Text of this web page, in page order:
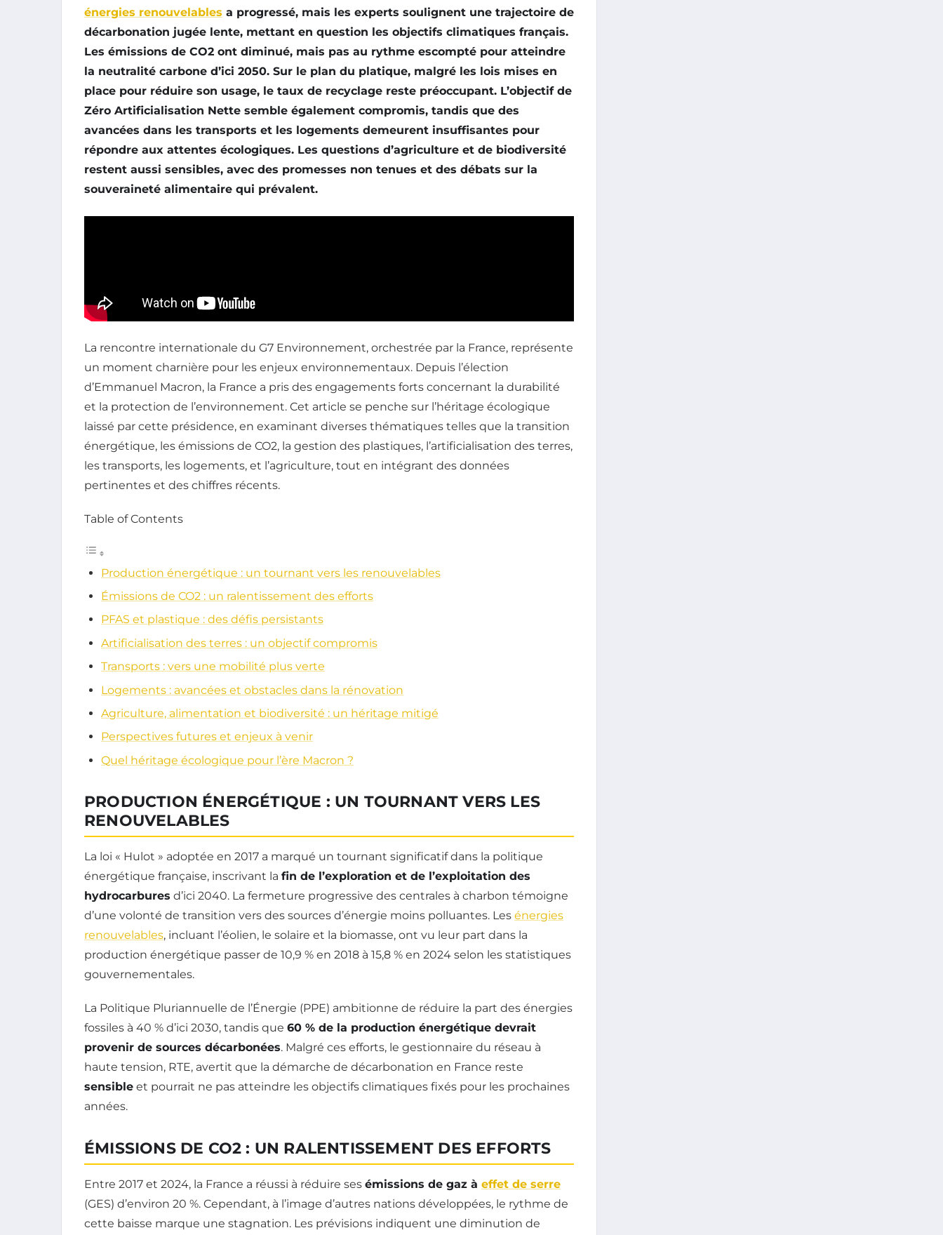
énergies renouvelables a progressé, mais les experts soulignent une trajectoire de
décarbonation jugée lente, mettant en question les objectifs climatiques français.
Les émissions de CO2 ont diminué, mais pas au rythme escompté pour atteindre
la neutralité carbone d’ici 2050. Sur le plan du platique, malgré les lois mises en
place pour réduire son usage, le taux de recyclage reste préoccupant. L’objectif de
Zéro Artificialisation Nette semble également compromis, tandis que des
avancées dans les transports et les logements demeurent insuffisantes pour
répondre aux attentes écologiques. Les questions d’agriculture et de biodiversité
restent aussi sensibles, avec des promesses non tenues et des débats sur la
souveraineté alimentaire qui prévalent.
La rencontre internationale du G7 Environnement, orchestrée par la France, représente
un moment charnière pour les enjeux environnementaux. Depuis l’élection
d’Emmanuel Macron, la France a pris des engagements forts concernant la durabilité
et la protection de l’environnement. Cet article se penche sur l’héritage écologique
laissé par cette présidence, en examinant diverses thématiques telles que la transition
énergétique, les émissions de CO2, la gestion des plastiques, l’artificialisation des terres,
les transports, les logements, et l’agriculture, tout en intégrant des données
pertinentes et des chiffres récents.
Table of Contents
Production énergétique : un tournant vers les renouvelables
Émissions de CO2 : un ralentissement des efforts
PFAS et plastique : des défis persistants
Artificialisation des terres : un objectif compromis
Transports : vers une mobilité plus verte
Logements : avancées et obstacles dans la rénovation
Agriculture, alimentation et biodiversité : un héritage mitigé
Perspectives futures et enjeux à venir
Quel héritage écologique pour l’ère Macron ?
PRODUCTION ÉNERGÉTIQUE : UN TOURNANT VERS LES
RENOUVELABLES
La loi « Hulot » adoptée en 2017 a marqué un tournant significatif dans la politique
énergétique française, inscrivant la fin de l’exploration et de l’exploitation des
hydrocarbures d’ici 2040. La fermeture progressive des centrales à charbon témoigne
d’une volonté de transition vers des sources d’énergie moins polluantes. Les énergies
renouvelables, incluant l’éolien, le solaire et la biomasse, ont vu leur part dans la
production énergétique passer de 10,9 % en 2018 à 15,8 % en 2024 selon les statistiques
gouvernementales.
La Politique Pluriannuelle de l’Énergie (PPE) ambitionne de réduire la part des énergies
fossiles à 40 % d’ici 2030, tandis que 60 % de la production énergétique devrait
provenir de sources décarbonées. Malgré ces efforts, le gestionnaire du réseau à
haute tension, RTE, avertit que la démarche de décarbonation en France reste
sensible et pourrait ne pas atteindre les objectifs climatiques fixés pour les prochaines
années.
ÉMISSIONS DE CO2 : UN RALENTISSEMENT DES EFFORTS
Entre 2017 et 2024, la France a réussi à réduire ses émissions de gaz à effet de serre
(GES) d’environ 20 %. Cependant, à l’image d’autres nations développées, le rythme de
cette baisse marque une stagnation. Les prévisions indiquent une diminution de